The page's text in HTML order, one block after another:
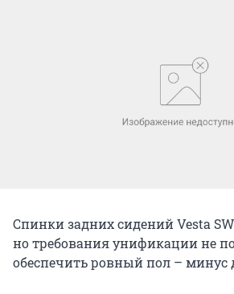
Спинки задних сидений Vesta
но требования унификации не
обеспечить ровный пол – минус